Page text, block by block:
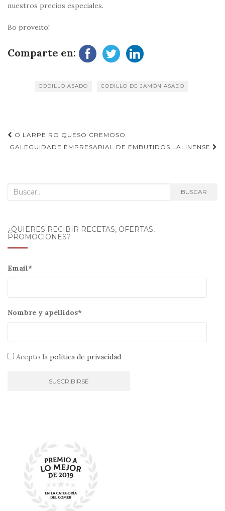
nuestros precios especiales.
Bo proveito!
Comparte en:
CODILLO ASADO CODILLO DE JAMÓN ASADO
Navegación
de
O LARPEIRO QUESO CREMOSO
GALEGUIDADE EMPRESARIAL DE EMBUTIDOS LALINENSE
Buscar: BUSCAR
¿QUIERES RECIBIR RECETAS, OFERTAS,
PROMOCIONES?
Email*
Nombre y apellidos*
Acepto la política de privacidad